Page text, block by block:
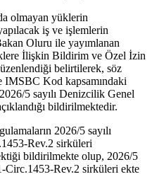
olmayan yüklerin
iş ve işlemlerin
Oluru ile yayımlanan
İlişkin Bildirim ve Özel İzin
belirtilerek, söz
IMSBC Kod kapsamındaki
5 sayılı Denizcilik Genel
bildirilmektedir.
2026/5 sayılı
Rev.2 sirküleri
bildirilmekte olup, 2026/5
Circ.1453-Rev.2 sirküleri ekte